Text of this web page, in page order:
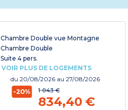
Chambre Double vue Montagne
Chambre Double
Suite 4 pers.
VOIR PLUS DE LOGEMENTS
du 20/08/2026 au 27/08/2026
-20% 1 043 €
834,40 €